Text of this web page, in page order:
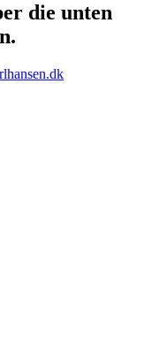
die unten